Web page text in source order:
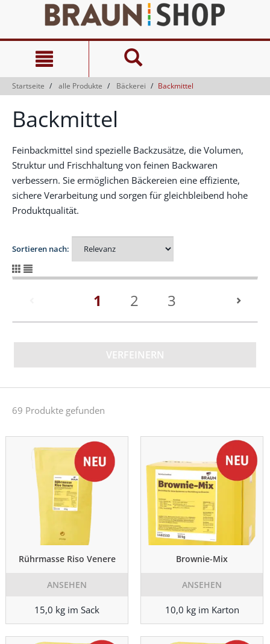
springen
Navigationsmenü
springen
Startseite alle Produkte Bäckerei Backmittel
Backmittel
Feinbackmittel sind spezielle Backzusätze, die Volumen,
Struktur und Frischhaltung von feinen Backwaren
verbessern. Sie ermöglichen Bäckereien eine effiziente,
sichere Verarbeitung und sorgen für gleichbleibend hohe
Produktqualität.
Sortieren nach:
1 (current)
2 3
VERFEINERN
69 Produkte gefunden
Rührmasse Riso Venere
ANSEHEN
15,0 kg im Sack
Brownie-Mix
ANSEHEN
10,0 kg im Karton